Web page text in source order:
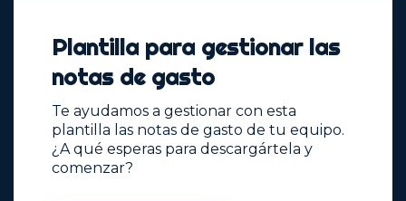
Plantilla para gestionar las
notas de gasto
Te ayudamos a gestionar con esta
plantilla las notas de gasto de tu equipo.
¿A qué esperas para descargártela y
comenzar?